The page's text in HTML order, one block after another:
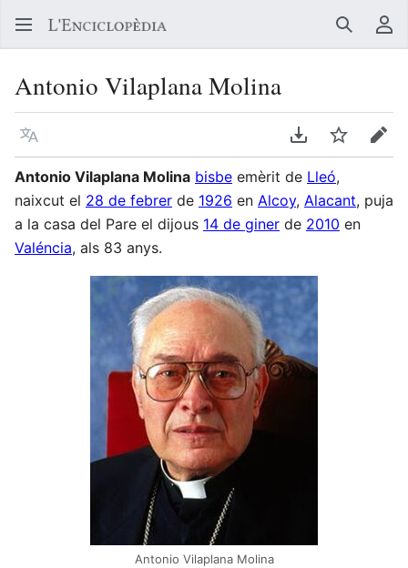
Buscar
Antonio Vilaplana Molina
Llegir en un atre idioma Descarregar en
Vigilar
Antonio Vilaplana Molina bisbe emèrit de Lleó,
naixcut el 28 de febrer de 1926 en Alcoy, Alacant, puja
a la casa del Pare el dijous 14 de giner de 2010 en
Valéncia, als 83 anys.
Antonio Vilaplana Molina